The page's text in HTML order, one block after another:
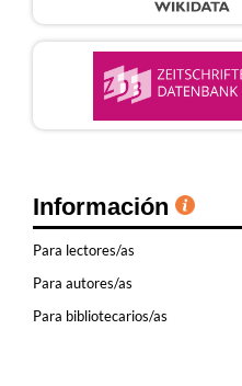
Información
Para lectores/as
Para autores/as
Para bibliotecarios/as